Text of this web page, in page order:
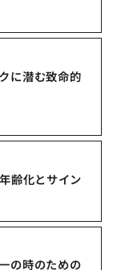
に潜む致命的
齢化とサイン
の時のための